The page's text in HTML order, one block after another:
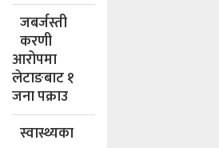
जबर्जस्ती
करणी
आरोपमा
लेटाङबाट १
जना पक्राउ
स्वास्थ्यका